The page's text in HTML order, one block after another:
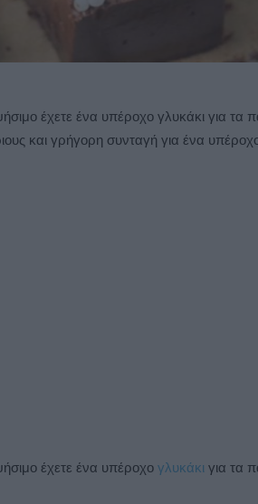
έχετε ένα υπέροχο γλυκάκι για τα
και γρήγορη συνταγή για ένα
έχετε ένα υπέροχο γλυκάκι για τα